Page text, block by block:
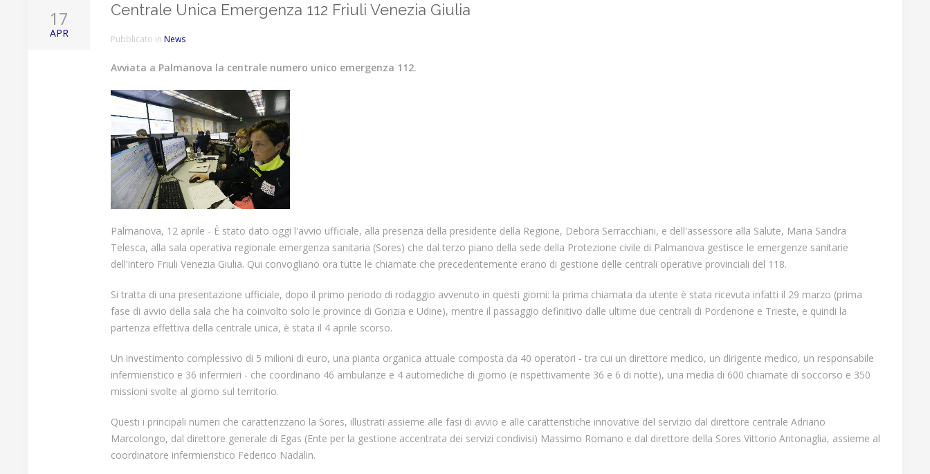
17
APR
Centrale Unica Emergenza 112 Friuli Venezia Giulia
Pubblicato in News
Avviata a Palmanova la centrale numero unico emergenza 112.
Palmanova, 12 aprile - È stato dato oggi l'avvio ufficiale, alla presenza della presidente della Regione, Debora Serracchiani, e dell'assessore alla Salute, Maria Sandra
Telesca, alla sala operativa regionale emergenza sanitaria (Sores) che dal terzo piano della sede della Protezione civile di Palmanova gestisce le emergenze sanitarie
dell'intero Friuli Venezia Giulia. Qui convogliano ora tutte le chiamate che precedentemente erano di gestione delle centrali operative provinciali del 118.
Si tratta di una presentazione ufficiale, dopo il primo periodo di rodaggio avvenuto in questi giorni: la prima chiamata da utente è stata ricevuta infatti il 29 marzo (prima
fase di avvio della sala che ha coinvolto solo le province di Gorizia e Udine), mentre il passaggio definitivo dalle ultime due centrali di Pordenone e Trieste, e quindi la
partenza effettiva della centrale unica, è stata il 4 aprile scorso.
Un investimento complessivo di 5 milioni di euro, una pianta organica attuale composta da 40 operatori - tra cui un direttore medico, un dirigente medico, un responsabile
infermieristico e 36 infermieri - che coordinano 46 ambulanze e 4 automediche di giorno (e rispettivamente 36 e 6 di notte), una media di 600 chiamate di soccorso e 350
missioni svolte al giorno sul territorio.
Questi i principali numeri che caratterizzano la Sores, illustrati assieme alle fasi di avvio e alle caratteristiche innovative del servizio dal direttore centrale Adriano
Marcolongo, dal direttore generale di Egas (Ente per la gestione accentrata dei servizi condivisi) Massimo Romano e dal direttore della Sores Vittorio Antonaglia, assieme al
coordinatore infermieristico Federico Nadalin.